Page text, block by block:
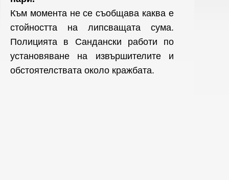
Към момента не се съобщава каква е
стойността на липсващата сума.
Полицията в Сандански работи по
установяване на извършителите и
обстоятелствата около кражбата.